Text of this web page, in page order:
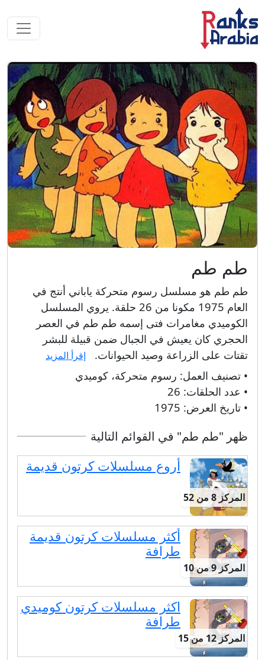
طم طم
طم طم هو مسلسل رسوم متحركة ياباني أنتج في
العام 1975 مكونا من 26 حلقة. يروي المسلسل
الكوميدي مغامرات فتى إسمه طم طم في العصر
الحجري كان يعيش في الجبال ضمن قبيلة للبشر
تقتات على الزراعة وصيد الحيوانات.
إقرأ المزيد
• تصنيف العمل: رسوم متحركة، كوميدي
• عدد الحلقات: 26
• تاريخ العرض: 1975
ظهر "طم طم" في القوائم التالية
المركز 8 من 52
أروع مسلسلات كرتون قديمة
المركز 9 من 10
أكثر مسلسلات كرتون قديمة
طرافة
المركز 12 من 15
اكثر مسلسلات كرتون كوميدي
طرافة